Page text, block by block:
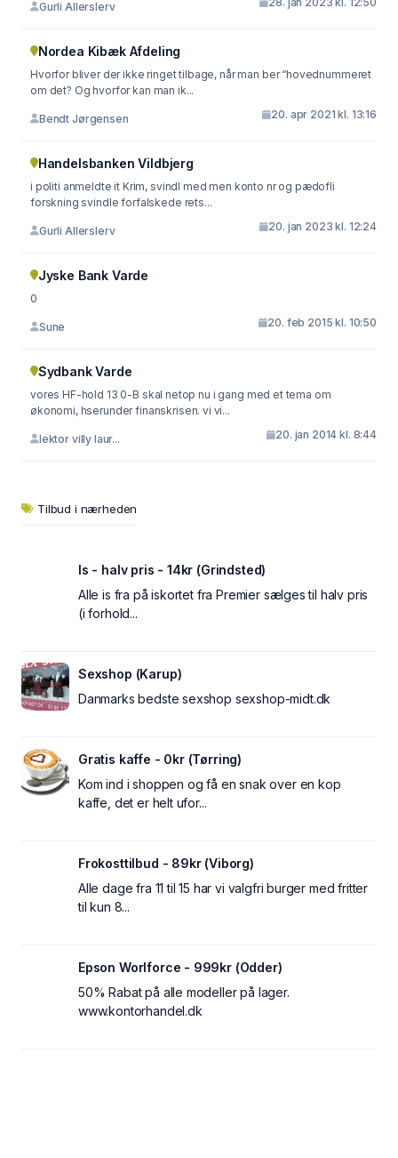
Gurli Allerslerv
Nordea Kibæk Afdeling
Hvorfor bliver der ikke ringet tilbage, når man ber “hovednummeret
om det? Og hvorfor kan man ik...
Bendt Jørgensen 20. apr 2021 kl. 13:16
Handelsbanken Vildbjerg
i politi anmeldte it Krim, svindl med men konto nr og pædofli
forskning svindle forfalskede rets...
Gurli Allerslerv 20. jan 2023 kl. 12:24
Jyske Bank Varde
0
Sune 20. feb 2015 kl. 10:50
Sydbank Varde
vores HF-hold 13 0-B skal netop nu i gang med et tema om
økonomi, hserunder finanskrisen. vi vi...
lektor villy laur... 20. jan 2014 kl. 8:44
Tilbud i nærheden
Is - halv pris - 14kr (Grindsted)
Alle is fra på iskortet fra Premier sælges til halv pris
(i forhold...
Sexshop (Karup)
Danmarks bedste sexshop sexshop-midt.dk
Gratis kaffe - 0kr (Tørring)
Kom ind i shoppen og få en snak over en kop
kaffe, det er helt ufor...
Frokosttilbud - 89kr (Viborg)
Alle dage fra 11 til 15 har vi valgfri burger med fritter
til kun 8...
Epson Worlforce - 999kr (Odder)
50% Rabat på alle modeller på lager.
www.kontorhandel.dk